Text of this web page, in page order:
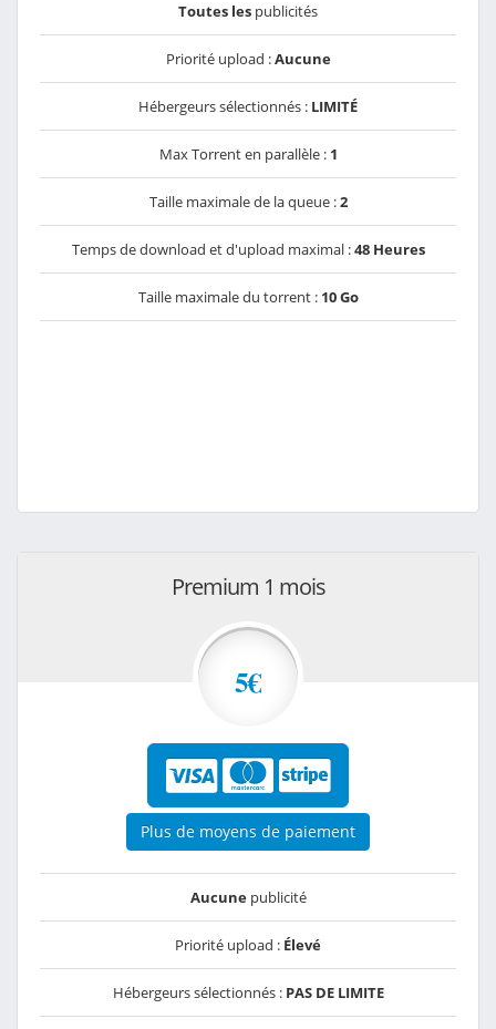
Toutes les publicités
Priorité upload :Aucune
Hébergeurs sélectionnés : LIMITÉ
Max Torrent en parallèle : 1
Taille maximale de la queue :2
Temps de download et d'upload maximal :48 Heures
Taille maximale du torrent : 10 Go
Premium 1 mois
5€
Plus de moyens de paiement
Aucunepublicité
Priorité upload : Élevé
Hébergeurs sélectionnés : PAS DE LIMITE